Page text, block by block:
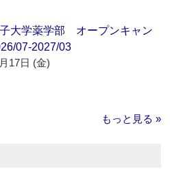
大学薬学部 オープンキャン
07-2027/03
17日 (金)
もっと見る »